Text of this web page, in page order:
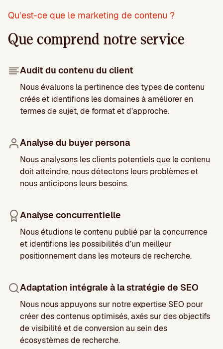
Qu’est-ce que le marketing de contenu ?
Que comprend notre service
Audit du contenu du client
Nous évaluons la pertinence des types de contenu
créés et identifions les domaines à améliorer en
termes de sujet, de format et d’approche.
Analyse du buyer persona
Nous analysons les clients potentiels que le contenu
doit atteindre, nous détectons leurs problèmes et
nous anticipons leurs besoins.
Analyse concurrentielle
Nous étudions le contenu publié par la concurrence
et identifions les possibilités d’un meilleur
positionnement dans les moteurs de recherche.
Adaptation intégrale à la stratégie de SEO
Nous nous appuyons sur notre expertise SEO pour
créer des contenus optimisés, axés sur des objectifs
de visibilité et de conversion au sein des
écosystèmes de recherche.